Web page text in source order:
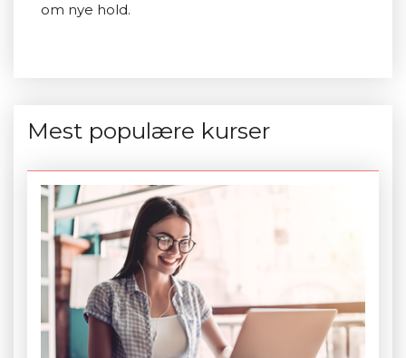
om nye hold.
Mest populære kurser